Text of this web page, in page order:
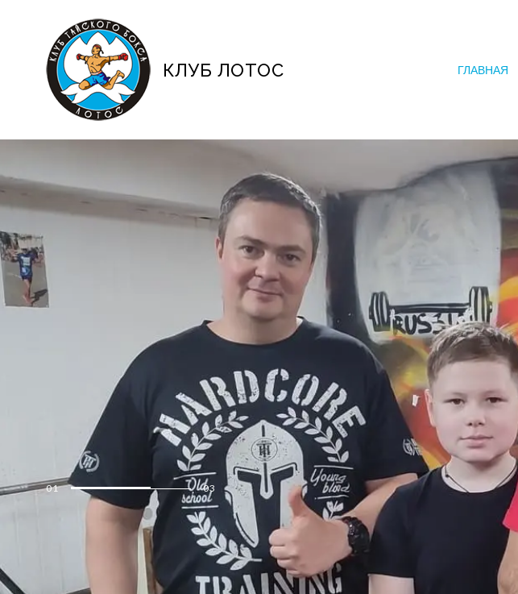
КЛУБ ЛОТОС ГЛАВНАЯ
Сделай первый шаг к своей мечте
Силовые тренировки
Для всех возрастов
И уровня подготовки
01 03